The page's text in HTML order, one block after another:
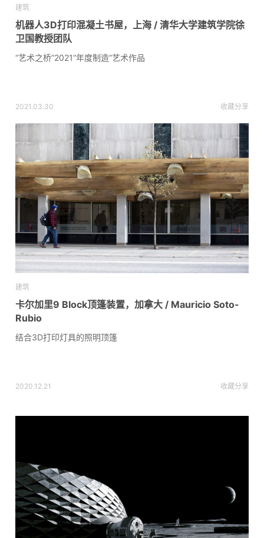
建筑
机器人3D打印混凝土书屋，上海 / 清华大学建筑学院徐
卫国教授团队
“艺术之桥”2021“年度制造”艺术作品
2021.03.30 收藏分享
建筑
卡尔加里9 Block顶篷装置，加拿大 / Mauricio Soto-
Rubio
结合3D打印灯具的照明顶篷
2020.12.21 收藏分享